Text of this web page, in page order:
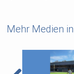
Mehr Medien